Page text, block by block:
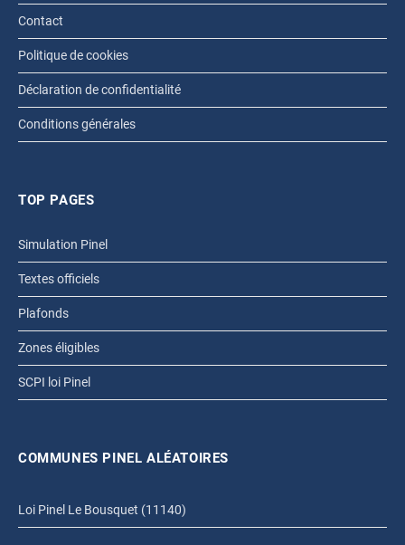
Contact
Politique de cookies
Déclaration de confidentialité
Conditions générales
TOP PAGES
Simulation Pinel
Textes officiels
Plafonds
Zones éligibles
SCPI loi Pinel
COMMUNES PINEL ALÉATOIRES
Loi Pinel Le Bousquet (11140)